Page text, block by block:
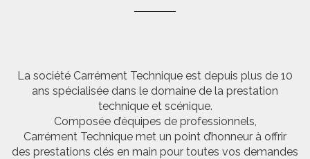
La société Carrément Technique est depuis plus de 10
ans spécialisée dans le domaine de la prestation
technique et scénique.
Composée d’équipes de professionnels,
Carrément Technique met un point d’honneur à offrir
des prestations clés en main pour toutes vos demandes